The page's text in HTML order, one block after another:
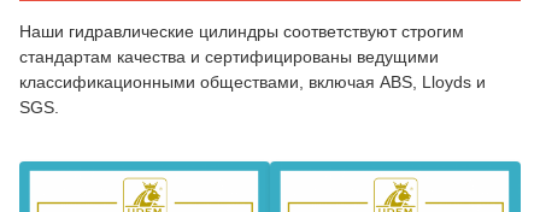
Наши гидравлические цилиндры соответствуют строгим
стандартам качества и сертифицированы ведущими
классификационными обществами, включая ABS, Lloyds и
SGS.